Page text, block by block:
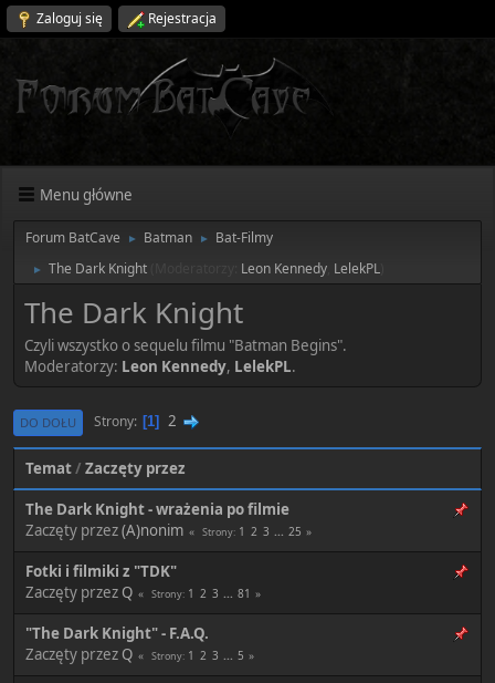
Zaloguj się Rejestracja
Menu główne
Forum BatCave ► Batman ► Bat-Filmy
► The Dark Knight Leon Kennedy LelekPL
The Dark Knight
Czyli wszystko o sequelu filmu "Batman Begins".
Moderatorzy: Leon Kennedy, LelekPL.
DO DOŁU Strony 1 2
Temat / Zaczęty przez
The Dark Knight - wrażenia po filmie
Zaczęty przez(A)nonim Strony 1 2 3 ... 25
Fotki i filmiki z "TDK"
Zaczęty przez Q Strony 1 2 3 ... 81
"The Dark Knight" - F.A.Q.
Zaczęty przez Q Strony 1 2 3 ... 5